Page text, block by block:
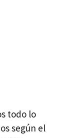
todo lo
según el